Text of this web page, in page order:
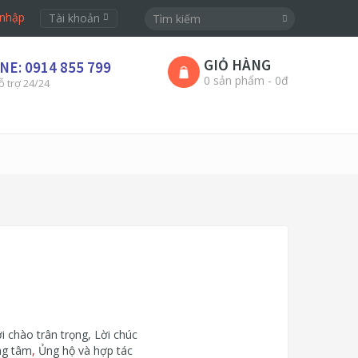
Tài khoản
0914 855 799
trợ 24/24
GIỎ HÀNG
0 sản phẩm - 0đ
chào trân trọng, Lời chúc
tâm, Ủng hộ và hợp tác